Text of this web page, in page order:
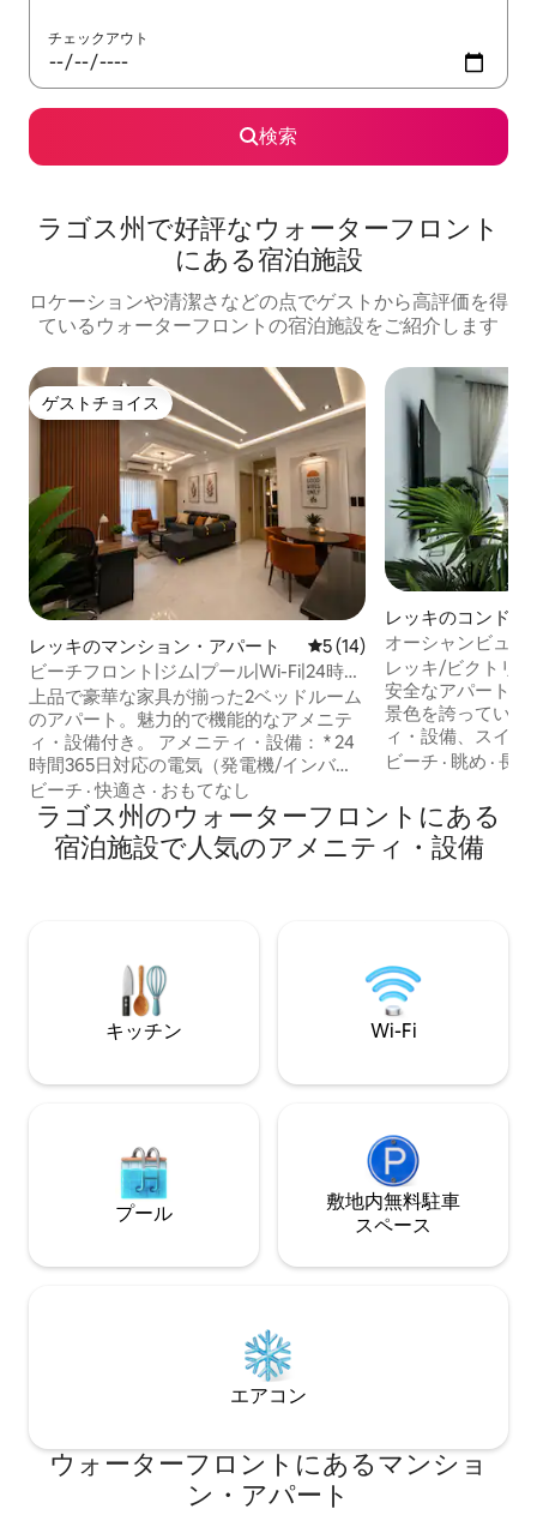
チェックアウト
検索
ラゴス州で好評なウォーターフロント
にある宿泊施設
ロケーションや清潔さなどの点でゲストから高評価を得
ているウォーターフロントの宿泊施設をご紹介します
ゲストチョイス
ゲストチョイス
レッキのマンション・アパート レビュー14件、5つ星中5つ
5 (14)
ビーチフロント|ジム|プール|Wi-Fi|24時間
365日電源確保
上品で豪華な家具が揃った2ベッドルーム
のアパート。魅力的で機能的なアメニテ
ィ・設備付き。 アメニティ・設備： * 24
時間365日対応の電気（発電機/インバー
ター/EKEDC） * 非常に安全なエステート
*超高速Wi-Fi * 設備の充実したモダンなキ
ッチン * Netflix / Youtube / Amazon
Prime * Dstv * プール * ジム * PS5 * スマー
パー、レストラン、薬局へのアクセス。
ビーチ ·快適さ · おもてなし
レッキのコンドミ
オーシャンビュー
最高の眺め！
レッキ/ビクトリ
安全なアパートは
景色を誇っていま
ィ・設備、スイ
パートには、リ
す。レストラン
です。 *プロフィールをクリックしてほか
のリスティングをご覧
写真のQRコード
アーをご覧くださ
ビーチ · 眺め ·長
ラゴス州のウォーターフロントにある
宿泊施設で人気のアメニティ・設備
キッチン Wi-Fi
プール
敷地内無料駐⁠車
ス⁠ペ⁠ー⁠ス
エアコン
ウォーターフロントにあるマンショ
ン・アパート